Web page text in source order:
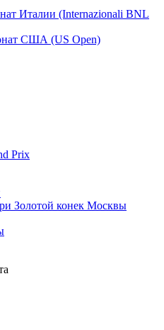
Италии (Internazionali BNL
США (US Open)
Prix
Золотой конек Москвы